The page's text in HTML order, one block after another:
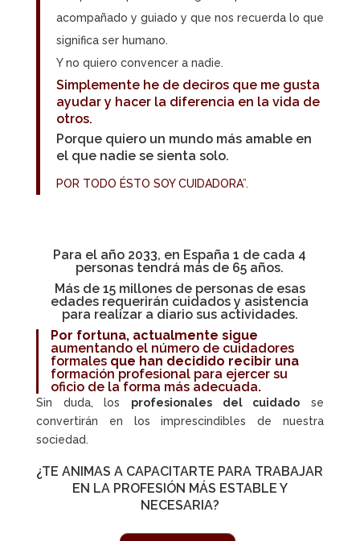
acompañado y guiado y que nos recuerda lo que
significa ser humano.
Y no quiero convencer a nadie.
Simplemente he de deciros que me gusta
ayudar y hacer la diferencia en la vida de
otros.
Porque quiero un mundo más amable en
el que nadie se sienta solo.
POR TODO ÉSTO SOY CUIDADORA”.
Para el año 2033, en España 1 de cada 4
personas tendrá más de 65 años.
Más de 15 millones de personas de esas
edades requerirán cuidados y asistencia
para realizar a diario sus actividades.
Por fortuna, actualmente sigue
aumentando el número de cuidadores
formalesque han decidido recibir una
formación profesional para ejercer su
oficio de la forma más adecuada.
Sin duda, los profesionales del cuidado se
convertirán en los imprescindibles de nuestra
sociedad.
¿TE ANIMAS A CAPACITARTE PARA TRABAJAR
EN LA PROFESIÓN MÁS ESTABLE Y
NECESARIA?